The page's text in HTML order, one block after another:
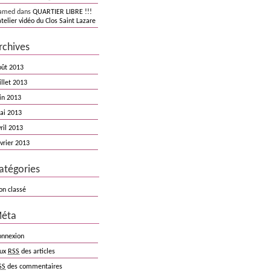
dans QUARTIER LIBRE !!!
vidéo du Clos Saint Lazare
2013
2013
2013
2013
2013
2013
classé
RSS des articles
des commentaires